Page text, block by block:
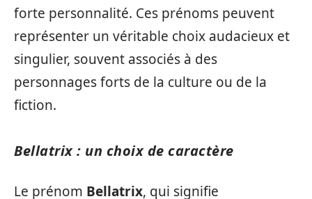
forte personnalité. Ces prénoms peuvent
représenter un véritable choix audacieux et
singulier, souvent associés à des
personnages forts de la culture ou de la
fiction.
Bellatrix : un choix de caractère
Le prénom Bellatrix, qui signifie